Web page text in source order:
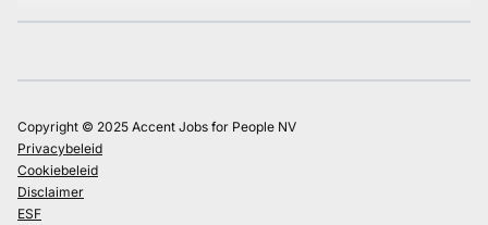
Copyright © 2025 Accent Jobs for People NV
Privacybeleid
Cookiebeleid
Disclaimer
ESF